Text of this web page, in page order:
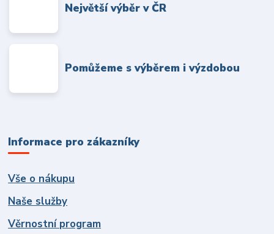
Největší výběr v ČR
Pomůžeme s výběrem i výzdobou
Informace pro zákazníky
Vše o nákupu
Naše služby
Věrnostní program